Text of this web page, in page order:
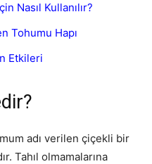
Nasıl Kullanılır?
Tohumu Hapı
Etkileri
adı verilen çiçekli bir
Tahıl olmamalarına